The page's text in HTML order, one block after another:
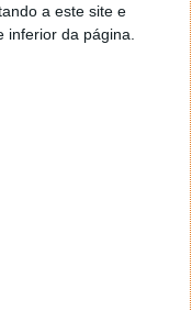
a este site e
da página.